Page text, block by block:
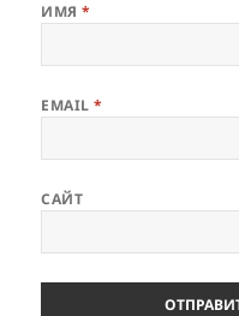
ИМЯ*
EMAIL*
САЙТ